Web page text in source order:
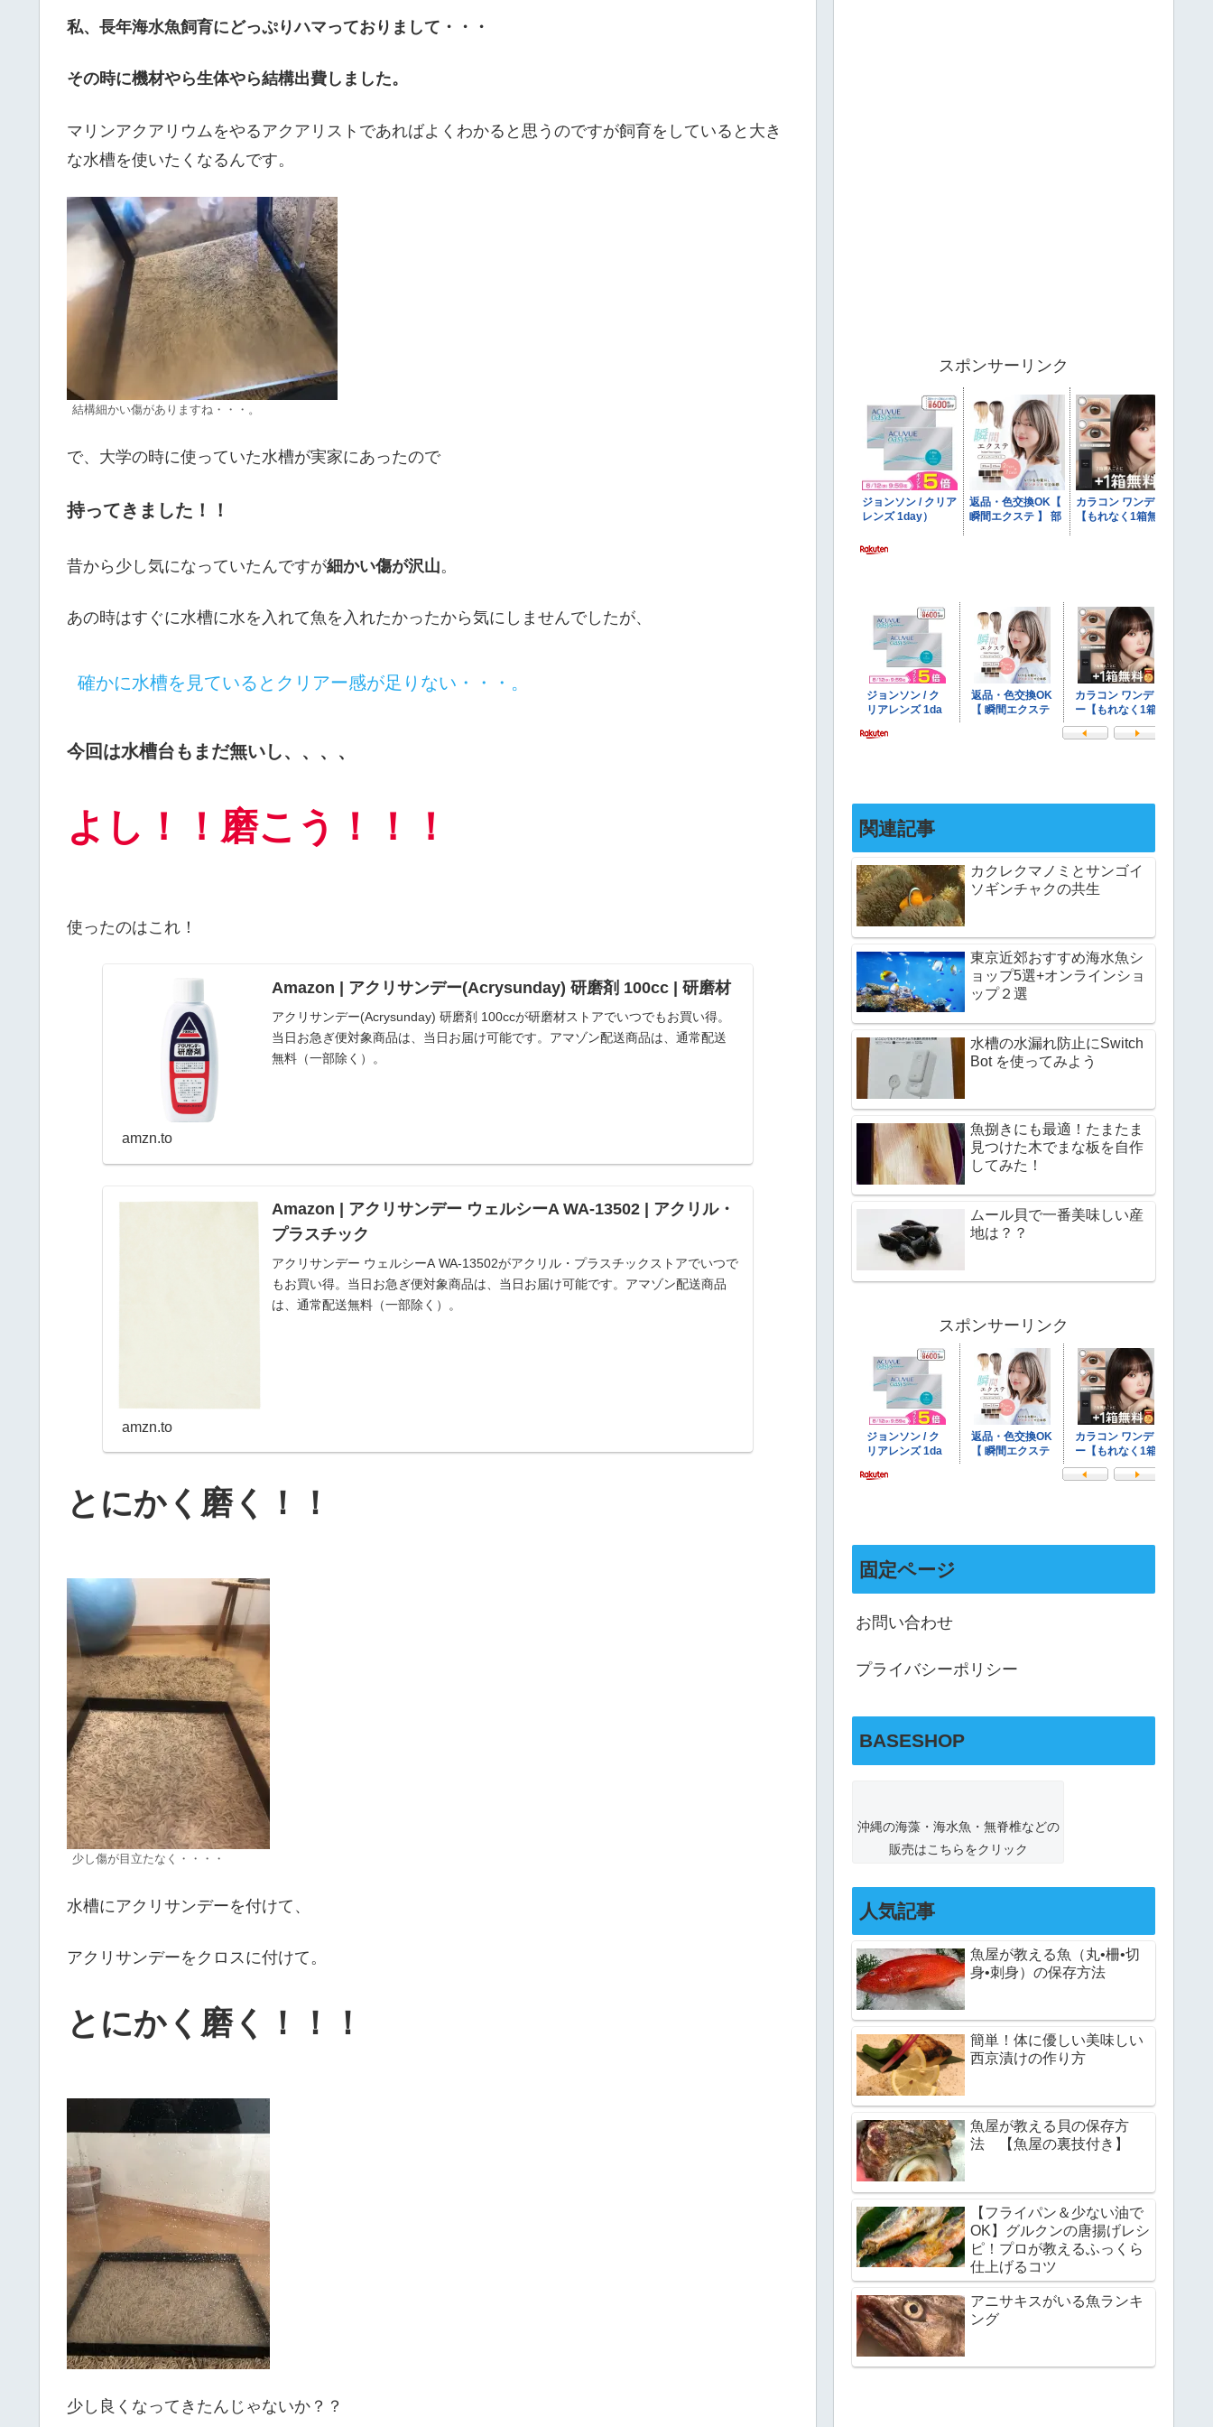
私、長年海水魚飼育にどっぷりハマっておりまして・・・
その時に機材やら生体やら結構出費しました。
マリンアクアリウムをやるアクアリストであればよくわかると思うのですが飼育をしていると大き
な水槽を使いたくなるんです。
結構細かい傷がありますね・・・。
で、大学の時に使っていた水槽が実家にあったので
持ってきました！！
昔から少し気になっていたんですが細かい傷が沢山。
あの時はすぐに水槽に水を入れて魚を入れたかったから気にしませんでしたが、
確かに水槽を見ているとクリアー感が足りない・・・。
今回は水槽台もまだ無いし、、、、
よし！！磨こう！！！
使ったのはこれ！
Amazon | アクリサンデー(Acrysunday) 研磨剤 100cc | 研磨材
アクリサンデー(Acrysunday) 研磨剤 100ccが研磨材ストアでいつでもお買い得。
当日お急ぎ便対象商品は、当日お届け可能です。アマゾン配送商品は、通常配送
無料（一部除く）。
amzn.to
Amazon | アクリサンデー ウェルシーA WA-13502 | アクリル・
プラスチック
アクリサンデー ウェルシーA WA-13502がアクリル・プラスチックストアでいつで
もお買い得。当日お急ぎ便対象商品は、当日お届け可能です。アマゾン配送商品
は、通常配送無料（一部除く）。
amzn.to
とにかく磨く！！
少し傷が目立たなく・・・・
水槽にアクリサンデーを付けて、
アクリサンデーをクロスに付けて。
とにかく磨く！！！
少し良くなってきたんじゃないか？？
スポンサーリンク
関連記事
カクレクマノミとサンゴイ
ソギンチャクの共生
東京近郊おすすめ海水魚シ
ョップ5選+オンラインショ
ップ２選
水槽の水漏れ防止にSwitch
Bot を使ってみよう
魚捌きにも最適！たまたま
見つけた木でまな板を自作
してみた！
ムール貝で一番美味しい産
地は？？
スポンサーリンク
固定ページ
お問い合わせ
プライバシーポリシー
BASESHOP
沖縄の海藻・海水魚・無脊椎などの
販売はこちらをクリック
人気記事
魚屋が教える魚（丸•柵•切
身•刺身）の保存方法
簡単！体に優しい美味しい
西京漬けの作り方
魚屋が教える貝の保存方
法 【魚屋の裏技付き】
【フライパン＆少ない油で
OK】グルクンの唐揚げレシ
ピ！プロが教えるふっくら
仕上げるコツ
アニサキスがいる魚ランキ
ング